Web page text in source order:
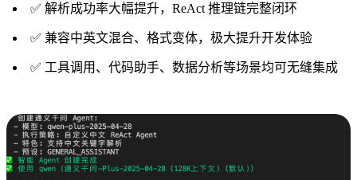
✅ 解析成功率大幅提升，ReAct 推理链完整闭环
✅ 兼容中英文混合、格式变体，极大提升开发体验
✅ 工具调用、代码助手、数据分析等场景均可无缝集成